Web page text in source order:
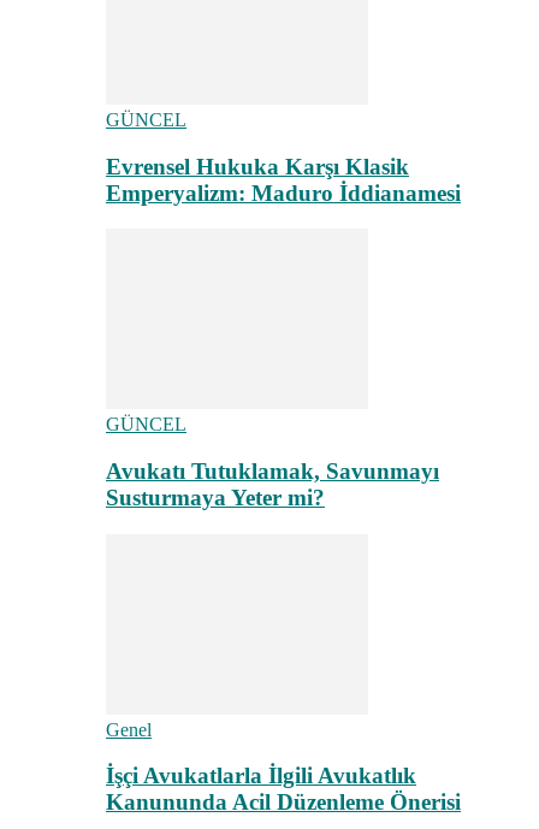
GÜNCEL
Evrensel Hukuka Karşı Klasik
Emperyalizm: Maduro İddianamesi
GÜNCEL
Avukatı Tutuklamak, Savunmayı
Susturmaya Yeter mi?
Genel
İşçi Avukatlarla İlgili Avukatlık
Kanununda Acil Düzenleme Önerisi